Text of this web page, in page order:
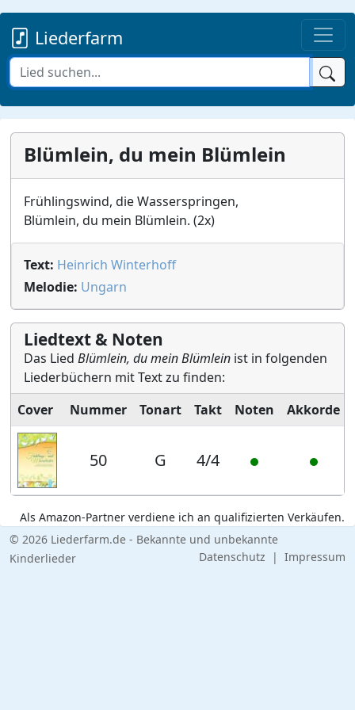
Liederfarm
Blümlein, du mein Blümlein
Frühlingswind, die Wasserspringen,
Blümlein, du mein Blümlein. (2x)
Text: Heinrich Winterhoff
Melodie: Ungarn
Liedtext & Noten
Das Lied Blümlein, du mein Blümlein ist in folgenden
Liederbüchern mit Text zu finden:
Cover
Nummer Tonart Takt Noten Akkorde
50 G 4/4
Als Amazon-Partner verdiene ich an qualifizierten Verkäufen.
© 2026 Liederfarm.de - Bekannte und unbekannte
Kinderlieder
Datenschutz | Impressum